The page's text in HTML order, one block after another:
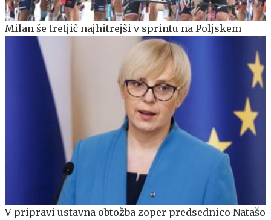
Milan še tretjič najhitrejši v sprintu na Poljskem
V pripravi ustavna obtožba zoper predsednico Natašo